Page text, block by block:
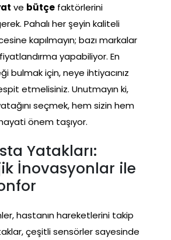
ve bütçe faktörlerini
Pahalı her şeyin kaliteli
kapılmayın; bazı markalar
yapabiliyor. En
bulmak için, neye ihtiyacınız
etmelisiniz. Unutmayın ki,
seçmek, hem sizin hem
önem taşıyor.
Yatakları:
İnovasyonlar ile
hastanın hareketlerini takip
çeşitli sensörler sayesinde